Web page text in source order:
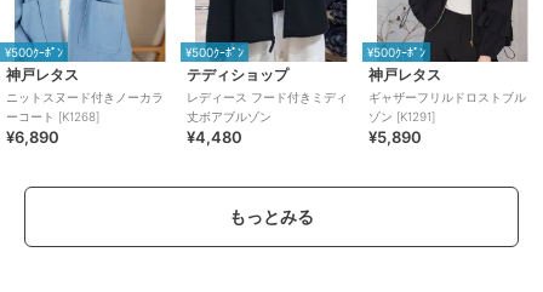
¥500ｸｰﾎﾟﾝ
神戸レタス
ニットスヌード付きノーカラ
ーコート [K1268]
¥6,890
¥500ｸｰﾎﾟﾝ
テディショップ
レディース フード付きミディ
丈ボアブルゾン
¥4,480
¥500ｸｰﾎﾟﾝ
神戸レタス
ギャザーフリルドロストブル
ゾン [K1291]
¥5,890
もっとみる